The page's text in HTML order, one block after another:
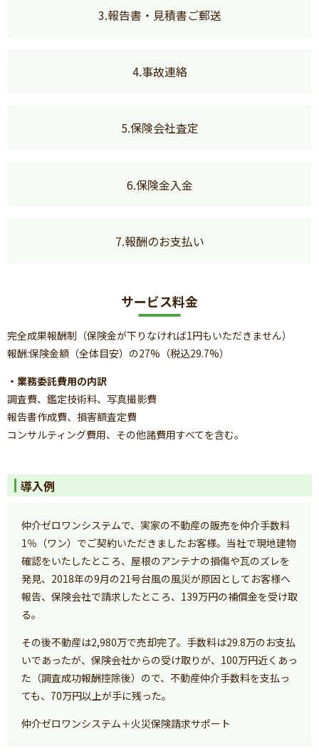
3.報告書・見積書ご郵送
4.事故連絡
5.保険会社査定
6.保険金入金
7.報酬のお支払い
サービス料金
完全成果報酬制（保険金が下りなければ1円もいただきません）
報酬:保険金額（全体目安）の27%（税込29.7%）
・業務委託費用の内訳
調査費、鑑定技術料、写真撮影費
報告書作成費、損害額査定費
コンサルティング費用、その他諸費用すべてを含む。
導入例
仲介ゼロワンシステムで、実家の不動産の販売を仲介手数料
1％（ワン）でご契約いただきましたお客様。当社で現地建物
確認をいたしたところ、屋根のアンテナの損傷や瓦のズレを
発見、2018年の9月の21号台風の風災が原因としてお客様へ
報告、保険会社で請求したところ、139万円の補償金を受け取
る。
その後不動産は2,980万で売却完了。手数料は29.8万のお支払
いであったが、保険会社からの受け取りが、100万円近くあっ
た（調査成功報酬控除後）ので、不動産仲介手数料を支払っ
ても、70万円以上が手に残った。
仲介ゼロワンシステム＋火災保険請求サポート